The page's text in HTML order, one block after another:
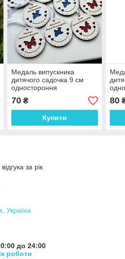
Медаль випускника
дитячого садочка 9 см
одностороння
70₴
Купити
80
за рік
Україна
до 24:00
роботи